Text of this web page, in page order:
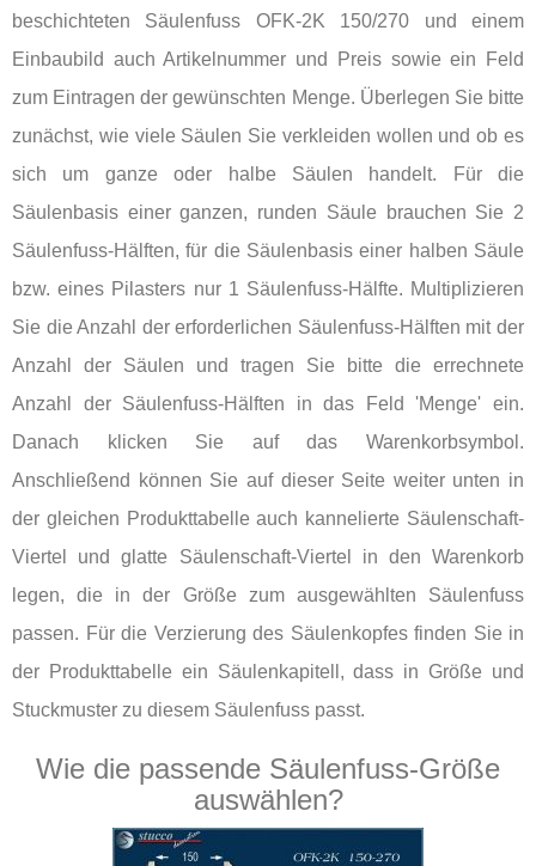
beschichteten Säulenfuss OFK-2K 150/270 und einem
Einbaubild auch Artikelnummer und Preis sowie ein Feld
zum Eintragen der gewünschten Menge. Überlegen Sie bitte
zunächst, wie viele Säulen Sie verkleiden wollen und ob es
sich um ganze oder halbe Säulen handelt. Für die
Säulenbasis einer ganzen, runden Säule brauchen Sie 2
Säulenfuss-Hälften, für die Säulenbasis einer halben Säule
bzw. eines Pilasters nur 1 Säulenfuss-Hälfte. Multiplizieren
Sie die Anzahl der erforderlichen Säulenfuss-Hälften mit der
Anzahl der Säulen und tragen Sie bitte die errechnete
Anzahl der Säulenfuss-Hälften in das Feld 'Menge' ein.
Danach klicken Sie auf das Warenkorbsymbol.
Anschließend können Sie auf dieser Seite weiter unten in
der gleichen Produkttabelle auch kannelierte Säulenschaft-
Viertel und glatte Säulenschaft-Viertel in den Warenkorb
legen, die in der Größe zum ausgewählten Säulenfuss
passen. Für die Verzierung des Säulenkopfes finden Sie in
der Produkttabelle ein Säulenkapitell, dass in Größe und
Stuckmuster zu diesem Säulenfuss passt.
Wie die passende Säulenfuss-Größe
auswählen?